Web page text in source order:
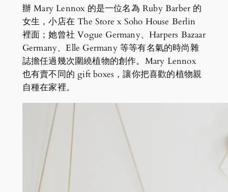
辦 Mary Lennox 的是一位名為 Ruby Barber 的
女生，小店在 The Store x Soho House Berlin
裡面；她曾社 Vogue Germany、Harpers Bazaar
Germany、Elle Germany 等等有名氣的時尚雜
誌擔任過幾次圍繞植物的創作。Mary Lennox
也有賣不同的 gift boxes，讓你把喜歡的植物親
自種在家裡。